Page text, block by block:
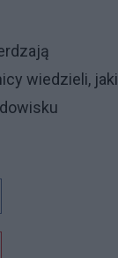
wiedzieli, jaki